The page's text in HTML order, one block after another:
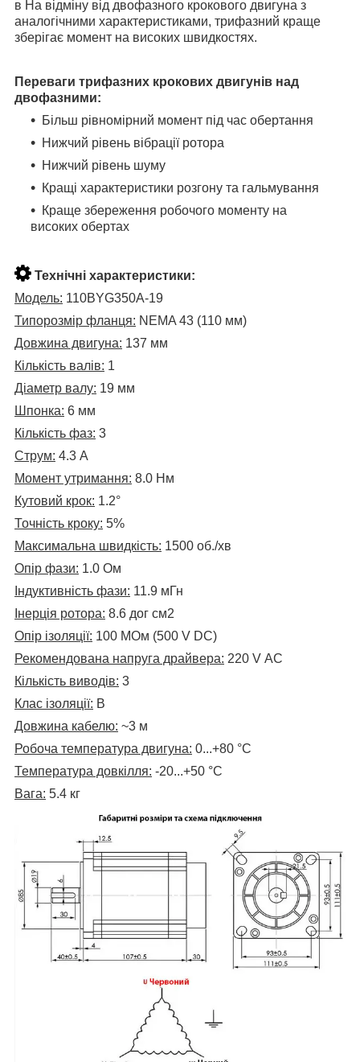
в На відміну від двофазного крокового двигуна з
аналогічними характеристиками, трифазний краще
зберігає момент на високих швидкостях.
Переваги трифазних крокових двигунів над
двофазними:
Більш рівномірний момент під час обертання
Нижчий рівень вібрації ротора
Нижчий рівень шуму
Кращі характеристики розгону та гальмування
Краще збереження робочого моменту на
високих обертах
Технічні характеристики:
Модель: 110BYG350А-19
Типорозмір фланця: NEMA 43 (110 мм)
Довжина двигуна: 137 мм
Кількість валів: 1
Діаметр валу: 19 мм
Шпонка: 6 мм
Кількість фаз: 3
Струм: 4.3 А
Момент утримання: 8.0 Нм
Кутовий крок: 1.2°
Точність кроку: 5%
Максимальна швидкість: 1500 об./хв
Опір фази: 1.0 Ом
Індуктивність фази: 11.9 мГн
Інерція ротора: 8.6 дог см2
Опір ізоляції: 100 МОм (500 V DC)
Рекомендована напруга драйвера: 220 V АC
Кількість виводів: 3
Клас ізоляції: В
Довжина кабелю: ~3 м
Робоча температура двигуна: 0...+80 °C
Температура довкілля: -20...+50 °C
Вага: 5.4 кг